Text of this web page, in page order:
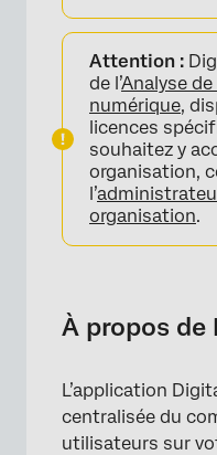
Attention :
de l’Analyse de
numérique,
licences
souhaitez y
organisation,
l’
organisation.
À propos de
L’application
centralisée du
utilisateurs sur